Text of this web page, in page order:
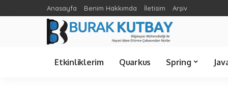
Anasayfa Benim Hakkımda İletisim Arşiv
Etkinliklerim Quarkus Spring
Spring Cloud